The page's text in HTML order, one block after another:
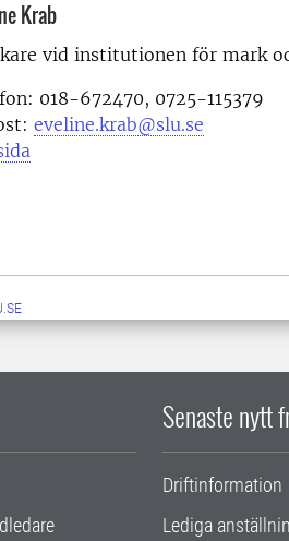
Krab
vid institutionen för mark
018-672470, 0725-115379
eveline.krab@slu.se
Senaste nytt
Driftinformation
Lediga